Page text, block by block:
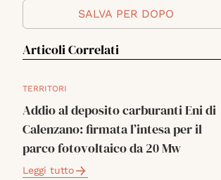
SALVA PER DOPO
Articoli Correlati
TERRITORI
Addio al deposito carburanti Eni di
Calenzano: firmata l’intesa per il
parco fotovoltaico da 20 Mw
Leggi tutto